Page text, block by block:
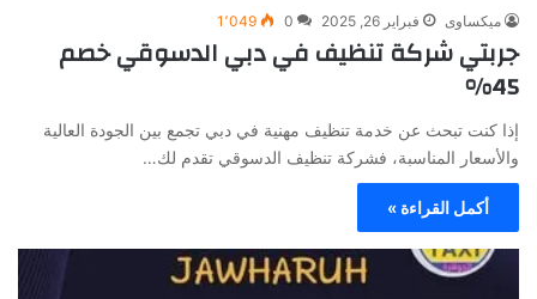
ميكساوى فبراير 26, 2025 0 1٬049
جربتي شركة تنظيف في دبي الدسوقي خصم
45%
إذا كنت تبحث عن خدمة تنظيف مهنية في دبي تجمع بين الجودة العالية
والأسعار المناسبة، فشركة تنظيف الدسوقي تقدم لك…
أكمل القراءة »